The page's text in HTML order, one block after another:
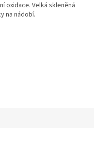
oxidace. Velká skleněná
na nádobí.